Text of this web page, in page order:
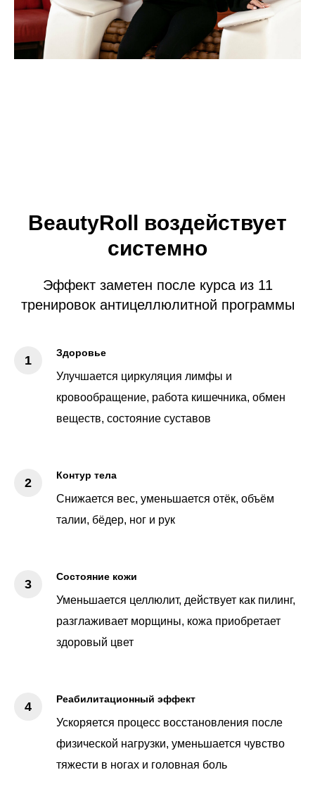
BeautyRoll воздействует
системно
Эффект заметен после курса из 11
тренировок антицеллюлитной программы
Здоровье
Улучшается циркуляция лимфы и
кровообращение, работа кишечника, обмен
веществ, состояние суставов
Контур тела
Снижается вес, уменьшается отёк, объём
талии, бёдер, ног и рук
Состояние кожи
Уменьшается целлюлит, действует как пилинг,
разглаживает морщины, кожа приобретает
здоровый цвет
Реабилитационный эффект
Ускоряется процесс восстановления после
физической нагрузки, уменьшается чувство
тяжести в ногах и головная боль